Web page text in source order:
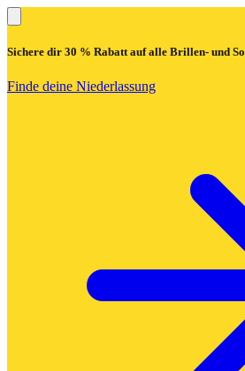
Sichere dir 30 % Rabattauf alle Brillen- und
Finde deine Niederlassung